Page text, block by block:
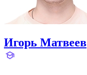
Игорь Матвеев